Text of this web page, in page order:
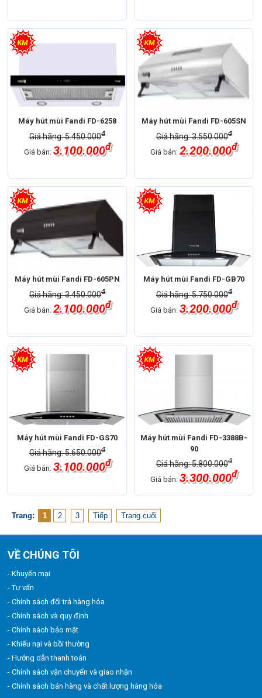
Máy hút mùi Fandi FD-6258
Giá hãng: 5.450.000đ
Giá bán: 3.100.000đ
Máy hút mùi Fandi FD-605SN
Giá hãng: 3.550.000đ
Giá bán:2.200.000đ
Máy hút mùi Fandi FD-605PN
Giá hãng: 3.450.000đ
Giá bán: 2.100.000đ
Máy hút mùi Fandi FD-GB70
Giá hãng: 5.750.000đ
Giá bán:3.200.000đ
Máy hút mùi Fandi FD-GS70
Giá hãng: 5.650.000đ
Giá bán: 3.100.000đ
Máy hút mùi Fandi FD-3388B-
90
Giá hãng: 5.800.000đ
Giá bán:3.300.000đ
Trang: 1 2 3 Tiếp Trang cuối
VỀ CHÚNG TÔI
- Khuyến mại
- Tư vấn
- Chính sách đổi trả hàng hóa
- Chính sách và quy định
- Chính sách bảo mật
- Khiếu nại và bồi thường
- Hướng dẫn thanh toán
- Chính sách vận chuyển và giao nhận
- Chính sách bán hàng và chất lượng hàng hóa